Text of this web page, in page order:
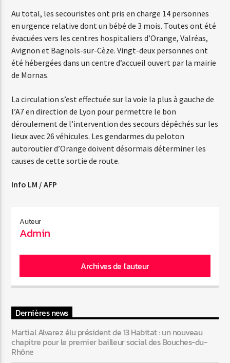
Web-Radio-Latino
Au total, les secouristes ont pris en charge 14 personnes
en urgence relative dont un bébé de 3 mois. Toutes ont été
évacuées vers les centres hospitaliers d’Orange, Valréas,
Avignon et Bagnols-sur-Cèze. Vingt-deux personnes ont
été hébergées dans un centre d’accueil ouvert par la mairie
de Mornas.
La circulation s’est effectuée sur la voie la plus à gauche de
l’A7 en direction de Lyon pour permettre le bon
déroulement de l’intervention des secours dépêchés sur les
lieux avec 26 véhicules. Les gendarmes du peloton
autoroutier d’Orange doivent désormais déterminer les
causes de cette sortie de route.
Info LM / AFP
Auteur
Admin
Archives de l'auteur
Dernières news
Martial Alvarez élu président de 13 Habitat : un nouveau
chapitre pour le premier bailleur social des Bouches-du-
Rhône